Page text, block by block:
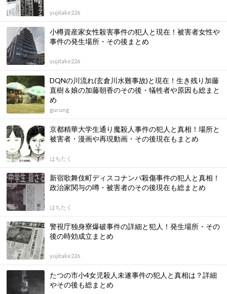
yujitake226
小樽資産家女性殺害事件の犯人と現在！被害者女性や
事件の発生場所・その後まとめ
yujitake226
DQNの川流れ(玄倉川水難事故)と現在！生き残り加藤
直樹＆娘の加藤朝香のその後・犠牲者や原因も総まと
め
gurung
京都精華大学生通り魔殺人事件の犯人と真相！場所と
被害者・漫画や再現動画・その後現在もまとめ
はちたく
新宿歌舞伎町ディスコナンパ殺傷事件の犯人と真相！
政治家関与の噂・被害者のその後現在も総まとめ
はちたく
警視庁独身寮爆破事件の詳細と犯人！発生場所・その
後の時効成立まとめ
yujitake226
たつの市小4女児殺人未遂事件の犯人と真相は？詳細
やその後も総まとめ